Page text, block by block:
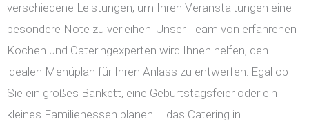
verschiedene Leistungen, um Ihren Veranstaltungen eine
besondere Note zu verleihen. Unser Team von erfahrenen
Köchen und Cateringexperten wird Ihnen helfen, den
idealen Menüplan für Ihren Anlass zu entwerfen. Egal ob
Sie ein großes Bankett, eine Geburtstagsfeier oder ein
kleines Familienessen planen – das Catering in